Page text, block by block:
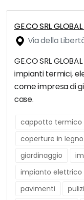
GE.CO SRL
Via della
GE.CO SRL
impianti termici,
come impresa di
case.
cappotto termico
coperture in legno
giardinaggio
impianto elettrico
pavimenti